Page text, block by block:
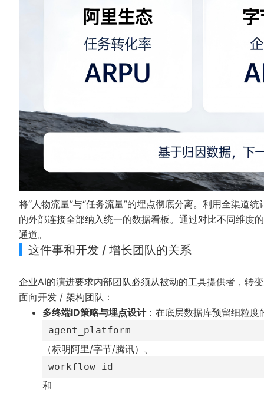
将“人物流量”与“任务流量”的埋点彻底分离。利用全渠道统
的外部连接全部纳入统一的数据看板。通过对比不同维度
通道。
这件事和开发 / 增长团队的关系
企业AI的演进要求内部团队必须从被动的工具提供者，转
面向开发 / 架构团队：
多终端ID策略与埋点设计：在底层数据库预留细粒度
agent_platform
（标明阿里/字节/腾讯）、
workflow_id
和